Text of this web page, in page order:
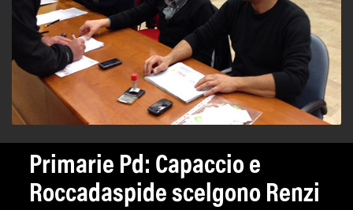
Primarie Pd: Capaccio e
Roccadaspide scelgono Renzi